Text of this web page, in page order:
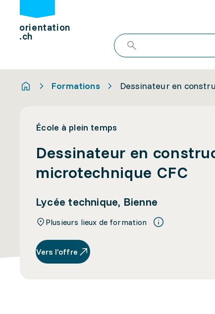
orientation
.ch
Formations Dessinateur en
École à plein temps
Dessinateur en
microtechnique CFC
Lycée technique, Bienne
Plusieurs lieux de formation
Vers l’offre